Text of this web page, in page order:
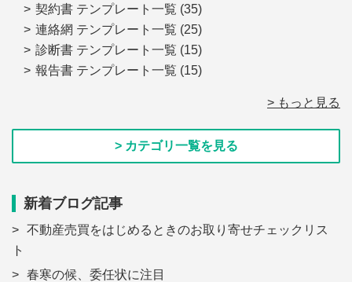
契約書 テンプレート一覧 (35)
連絡網 テンプレート一覧 (25)
診断書 テンプレート一覧 (15)
報告書 テンプレート一覧 (15)
> もっと見る
> カテゴリ一覧を見る
新着ブログ記事
不動産売買をはじめるときのお取り寄せチェックリス
ト
春寒の候、委任状に注目